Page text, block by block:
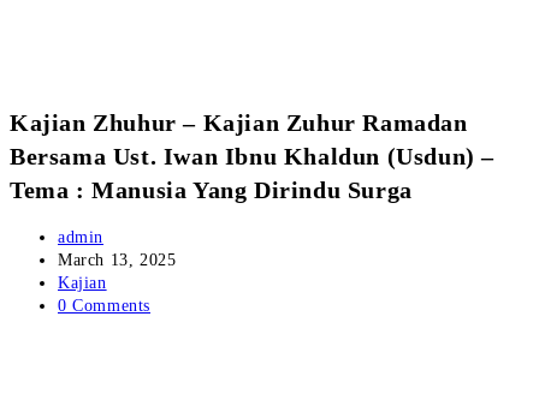
Kajian Zhuhur – Kajian Zuhur Ramadan
Bersama Ust. Iwan Ibnu Khaldun (Usdun) –
Tema : Manusia Yang Dirindu Surga
admin
March 13, 2025
Kajian
0 Comments